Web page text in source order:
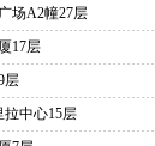
场A2幢27层
17层
层
拉中心15层